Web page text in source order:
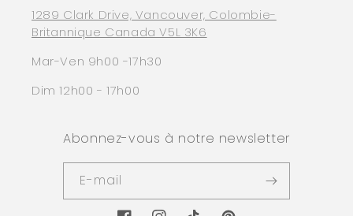
1289 Clark Drive, Vancouver, Colombie-
Britannique Canada V5L 3K6
Mar-Ven 9h00 -17h30
Dim 12h00 - 17h00
Abonnez-vous à notre newsletter
E-mail